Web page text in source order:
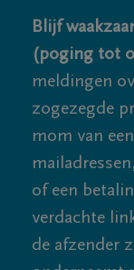
Blijf
(poging tot
meldingen
zogezegde
mom van
of een
verdachte
de afzender